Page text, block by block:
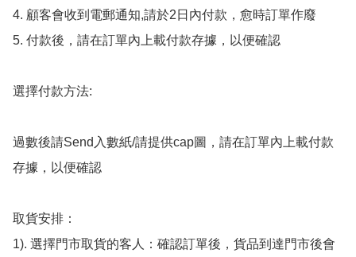
4. 顧客會收到電郵通知,請於2日內付款，愈時訂單作廢
5. 付款後，請在訂單內上載付款存據，以便確認
選擇付款方法:
過數後請Send入數紙/請提供cap圖，請在訂單內上載付款
存據，以便確認
取貨安排：
1). 選擇門市取貨的客人：確認訂單後，貨品到達門市後會